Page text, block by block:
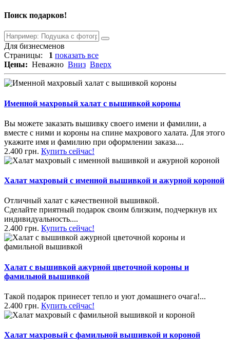
Поиск подарков!
Для бизнесменов
Страницы:
1 показать все
Цены: Неважно Вниз Вверх
Именной махровый халат с вышивкой короны
Вы можете заказать вышивку своего имени и фамилии, а
вместе с ними и короны на спине махрового халата. Для этого
укажите имя и фамилию при оформлении заказа....
2.400 грн. Купить сейчас!
Халат махровый с именной вышивкой и ажурной короной
Отличный халат с качественной вышивкой.
Сделайте приятный подарок своим близким, подчеркнув их
индивидуальность....
2.400 грн. Купить сейчас!
Халат с вышивкой ажурной цветочной короны и
фамильной вышивкой
Такой подарок принесет тепло и уют домашнего очага!...
2.400 грн. Купить сейчас!
Халат махровый с фамильной вышивкой и короной